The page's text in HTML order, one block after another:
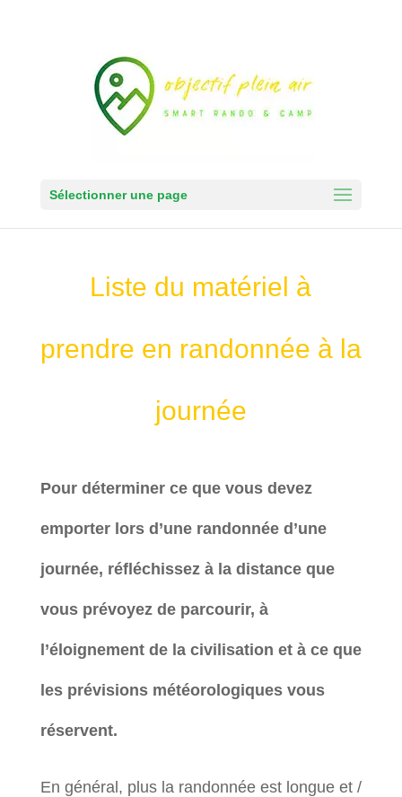
Sélectionner une page
Liste du matériel à
prendre en randonnée à la
journée
Pour déterminer ce que vous devez
emporter lors d’une randonnée d’une
journée, réfléchissez à la distance que
vous prévoyez de parcourir, à
l’éloignement de la civilisation et à ce que
les prévisions météorologiques vous
réservent.
En général, plus la randonnée est longue et /